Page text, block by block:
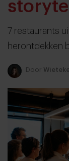
7 restaurants
herontdekken
Door